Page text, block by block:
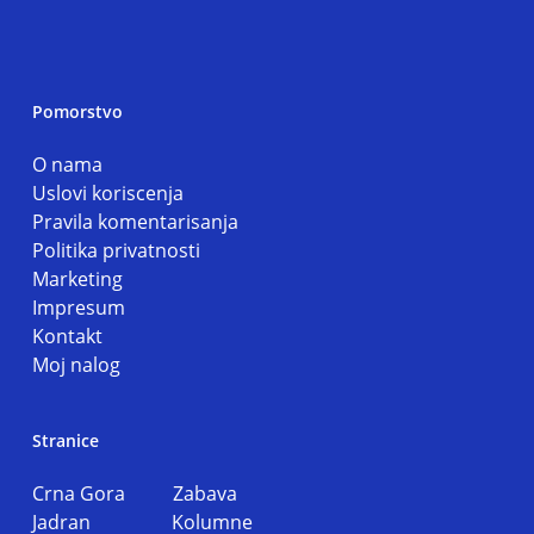
Pomorstvo
O nama
Uslovi koriscenja
Pravila komentarisanja
Politika privatnosti
Marketing
Impresum
Kontakt
Moj nalog
Stranice
Crna Gora Zabava
Jadran Kolumne